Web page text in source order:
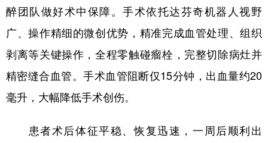
Русский язык 日本語 한국어
Deutsch Português
醉团队做好术中保障。手术依托达芬奇机器人视野
广、操作精细的微创优势，精准完成血管处理、组织
剥离等关键操作，全程零触碰瘤栓，完整切除病灶并
精密缝合血管。手术血管阻断仅15分钟，出血量约20
毫升，大幅降低手术创伤。
患者术后体征平稳、恢复迅速，一周后顺利出